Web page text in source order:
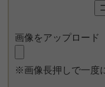
画像をアップロード
※画像長押しで一度